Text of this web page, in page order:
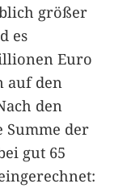
größer
es
Euro
auf den
den
Summe der
gut 65